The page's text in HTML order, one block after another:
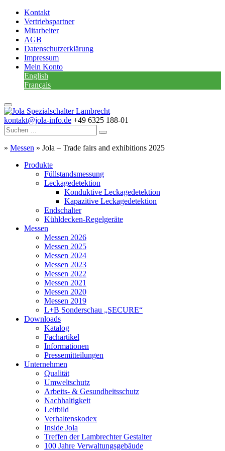
Kontakt
Vertriebspartner
Mitarbeiter
AGB
Datenschutzerklärung
Impressum
Mein Konto
English
Français
kontakt@jola-info.de +49 6325 188-01
» Messen » Jola – Trade fairs and exhibitions 2025
Produkte
Füllstandsmessung
Leckagedetektion
Konduktive Leckagedetektion
Kapazitive Leckagedetektion
Endschalter
Kühldecken-Regelgeräte
Messen
Messen 2026
Messen 2025
Messen 2024
Messen 2023
Messen 2022
Messen 2021
Messen 2020
Messen 2019
L+B Sonderschau „SECURE“
Downloads
Katalog
Fachartikel
Informationen
Pressemitteilungen
Unternehmen
Qualität
Umweltschutz
Arbeits- & Gesundheitsschutz
Nachhaltigkeit
Leitbild
Verhaltenskodex
Inside Jola
Treffen der Lambrechter Gestalter
100 Jahre Verwaltungsgebäude